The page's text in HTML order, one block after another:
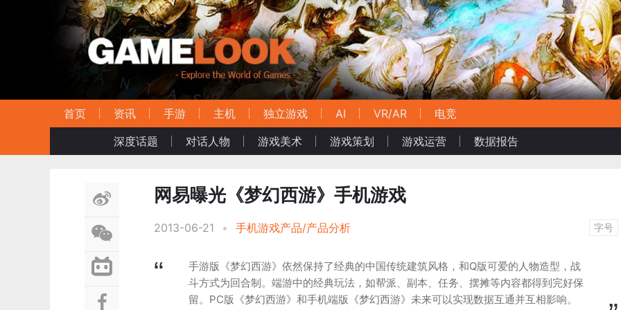
首页 资讯 手游 主机 独立游戏 AI VR/AR
电竞
深度话题
对话人物 游戏美术 游戏策划 游戏运营 数据报告
网易曝光《梦幻西游》手机游戏
2013-06-21 • 手机游戏产品/产品分析 字号
手游版《梦幻西游》依然保持了经典的中国传统建筑风格，和Q版可爱的人物造型，战
斗方式为回合制。端游中的经典玩法，如帮派、副本、任务、摆摊等内容都得到完好保
留。PC版《梦幻西游》和手机端版《梦幻西游》未来可以实现数据互通并互相影响。